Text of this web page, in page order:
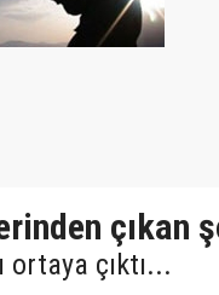
çıkan
çıktı...